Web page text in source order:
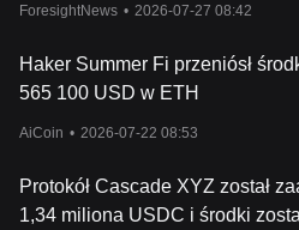
ForesightNews • 2026-07-27 08:42
Haker Summer Fi przeniósł
565 100 USD w ETH
AiCoin • 2026-07-22 08:53
Protokół Cascade XYZ został
1,34 miliona USDC i środki